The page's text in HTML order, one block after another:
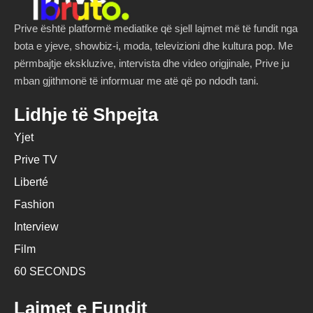
Prive është platformë mediatike që sjell lajmet më të fundit nga
bota e yjeve, showbiz-i, moda, televizioni dhe kultura pop. Me
përmbajtje ekskluzive, intervista dhe video origjinale, Prive ju
mban gjithmonë të informuar me atë që po ndodh tani.
Lidhje të Shpejta
Yjet
Prive TV
Liberté
Fashion
Interview
Film
60 SECONDS
Lajmet e Fundit